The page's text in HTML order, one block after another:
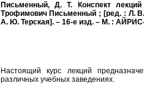
Письменный, Д. Т. Конспект
Трофимович Письменный ; [ред. : Л.
А. Ю. Терская]. – 16-е изд. – М. :
Настоящий курс лекций
различных учебных заведениях.